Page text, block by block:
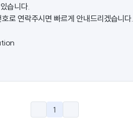
습니다.
로 연락주시면 빠르게 안내드리겠습니다.
1